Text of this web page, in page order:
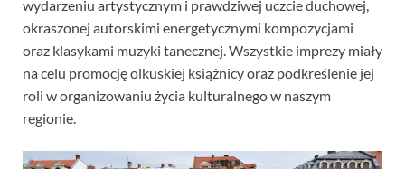
wydarzeniu artystycznym i prawdziwej uczcie duchowej,
okraszonej autorskimi energetycznymi kompozycjami
oraz klasykami muzyki tanecznej. Wszystkie imprezy miały
na celu promocję olkuskiej książnicy oraz podkreślenie jej
roli w organizowaniu życia kulturalnego w naszym
regionie.